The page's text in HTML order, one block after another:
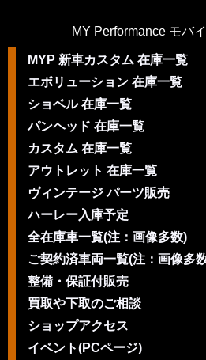
MY Performance モバ
MYP 新車カスタム 在庫一覧
エボリューション 在庫一覧
ショベル 在庫一覧
パンヘッド 在庫一覧
カスタム 在庫一覧
アウトレット 在庫一覧
ヴィンテージ パーツ販売
ハーレー入庫予定
全在庫車一覧(注：画像多数)
ご契約済車両一覧(注：画像多
整備・保証付販売
買取や下取のご相談
ショップアクセス
イベント(PCページ)